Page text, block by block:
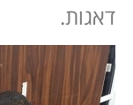
דאגות.